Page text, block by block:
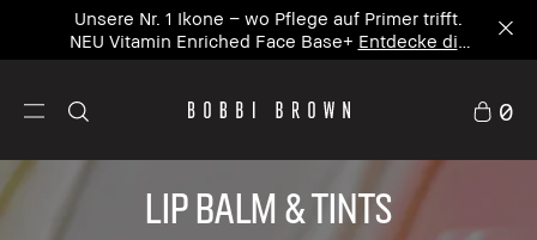
Unsere Nr. 1 Ikone – wo Pflege auf Primer trifft.
NEU Vitamin Enriched Face Base+ Entdecke die
neue Ikone
0
Lip Balm & Tints